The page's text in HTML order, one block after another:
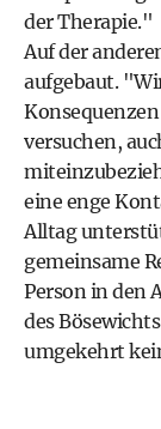
der Therapie."
Auf der
aufgebaut.
versuchen,
eine enge
Alltag
gemeinsame
Person in den
des
umgekehrt